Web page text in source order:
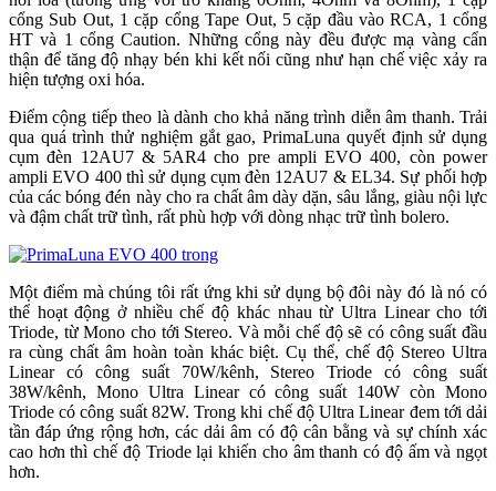
cổng Sub Out, 1 cặp cổng Tape Out, 5 cặp đầu vào RCA, 1 cổng
HT và 1 cổng Caution. Những cổng này đều được mạ vàng cẩn
thận để tăng độ nhạy bén khi kết nối cũng như hạn chế việc xảy ra
hiện tượng oxi hóa.
Điểm cộng tiếp theo là dành cho khả năng trình diễn âm thanh. Trải
qua quá trình thử nghiệm gắt gao, PrimaLuna quyết định sử dụng
cụm đèn 12AU7 & 5AR4 cho pre ampli EVO 400, còn power
ampli EVO 400 thì sử dụng cụm đèn 12AU7 & EL34. Sự phối hợp
của các bóng đén này cho ra chất âm dày dặn, sâu lắng, giàu nội lực
và đậm chất trữ tình, rất phù hợp với dòng nhạc trữ tình bolero.
Một điểm mà chúng tôi rất ứng khi sử dụng bộ đôi này đó là nó có
thể hoạt động ở nhiều chế độ khác nhau từ Ultra Linear cho tới
Triode, từ Mono cho tới Stereo. Và mỗi chế độ sẽ có công suất đầu
ra cùng chất âm hoàn toàn khác biệt. Cụ thể, chế độ Stereo Ultra
Linear có công suất 70W/kênh, Stereo Triode có công suất
38W/kênh, Mono Ultra Linear có công suất 140W còn Mono
Triode có công suất 82W. Trong khi chế độ Ultra Linear đem tới dải
tần đáp ứng rộng hơn, các dải âm có độ cân bằng và sự chính xác
cao hơn thì chế độ Triode lại khiến cho âm thanh có độ ấm và ngọt
hơn.